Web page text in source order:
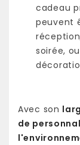
cadeau
peuvent
soirée,
Avec son
de